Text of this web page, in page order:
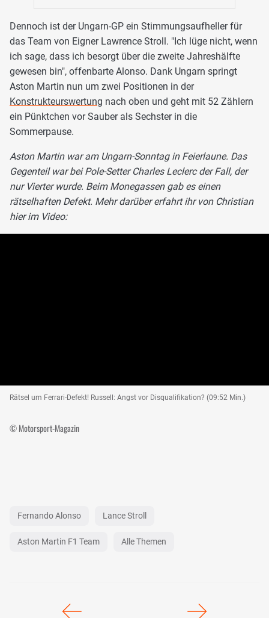
Dennoch ist der Ungarn-GP ein Stimmungsaufheller für
das Team von Eigner Lawrence Stroll. "Ich lüge nicht, wenn
ich sage, dass ich besorgt über die zweite Jahreshälfte
gewesen bin", offenbarte Alonso. Dank Ungarn springt
Aston Martin nun um zwei Positionen in der
Konstrukteurswertung nach oben und geht mit 52 Zählern
ein Pünktchen vor Sauber als Sechster in die
Sommerpause.
Aston Martin war am Ungarn-Sonntag in Feierlaune. Das
Gegenteil war bei Pole-Setter Charles Leclerc der Fall, der
nur Vierter wurde. Beim Monegassen gab es einen
rätselhaften Defekt. Mehr darüber erfahrt ihr von Christian
hier im Video:
Rätsel um Ferrari-Defekt! Russell: Angst vor Disqualifikation? (09:52 Min.)
© Motorsport-Magazin
Fernando Alonso Lance Stroll
Aston Martin F1 Team Alle Themen